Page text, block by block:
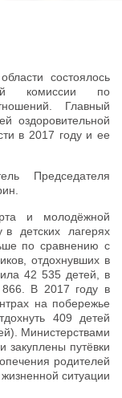
состоялось
комиссии по
Главный
оздоровительной
в 2017 году и ее
Председателя
и молодёжной
в детских лагерях
по сравнению с
отдохнувших в
42 535 детей, в
866. В 2017 году в
на побережье
409 детей
Министерствами
закуплены путёвки
родителей
ситуации